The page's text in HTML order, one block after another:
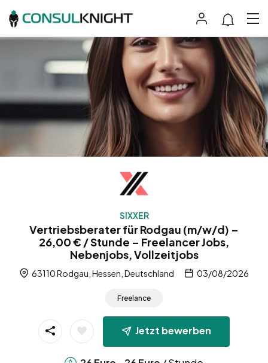
SIXXER
Vertriebsberater für Rodgau (m/w/d) –
26,00 € / Stunde – Freelancer Jobs,
Nebenjobs, Vollzeitjobs
63110 Rodgau, Hessen, Deutschland 03/08/2026
Freelance
Jetzt bewerben